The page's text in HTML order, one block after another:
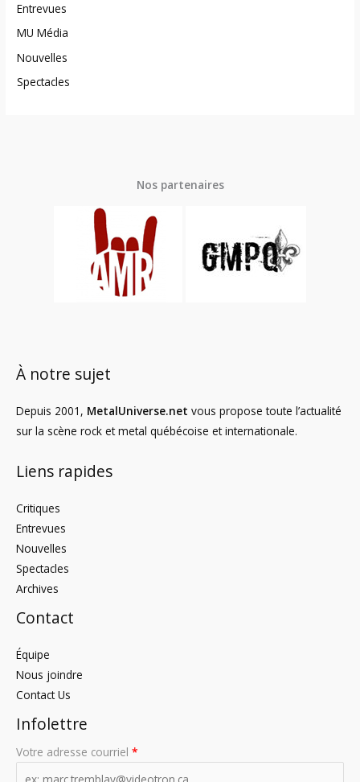
Entrevues
MU Média
Nouvelles
Spectacles
Nos partenaires
À notre sujet
Depuis 2001, MetalUniverse.net vous propose toute l’actualité
sur la scène rock et metal québécoise et internationale.
Liens rapides
Critiques
Entrevues
Nouvelles
Spectacles
Archives
Contact
Équipe
Nous joindre
Contact Us
Infolettre
Votre adresse courriel *